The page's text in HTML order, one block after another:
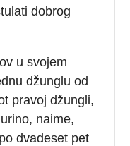
dobrog
u svojem
džunglu od
pravoj džungli,
naime,
dvadeset pet